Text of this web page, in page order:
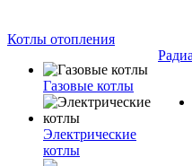
Котлы отопления
Газовые котлы
Электрические
котлы